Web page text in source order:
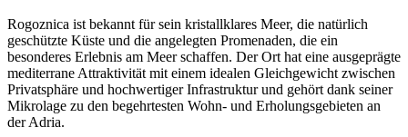
Rogoznica ist bekannt für sein kristallklares Meer, die natürlich
geschützte Küste und die angelegten Promenaden, die ein
besonderes Erlebnis am Meer schaffen. Der Ort hat eine ausgeprägte
mediterrane Attraktivität mit einem idealen Gleichgewicht zwischen
Privatsphäre und hochwertiger Infrastruktur und gehört dank seiner
Mikrolage zu den begehrtesten Wohn- und Erholungsgebieten an
der Adria.